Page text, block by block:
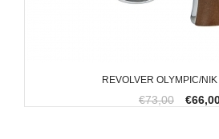
REVOLVER OLYMPIC/NIK
€73,00